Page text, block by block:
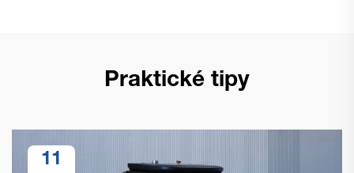
Praktické tipy
11